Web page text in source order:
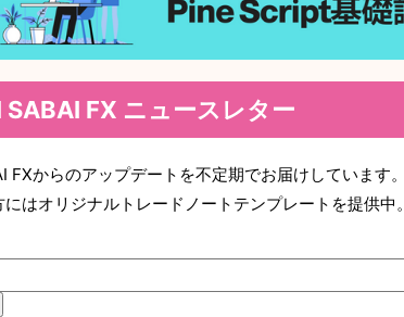
SABAI FX ニュースレター
FXからのアップデートを不定期でお届けしています。
はオリジナルトレードノートテンプレートを提供中。